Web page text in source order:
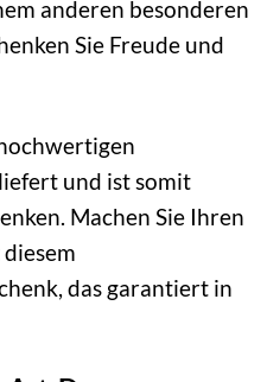
anderen besonderen
Sie Freude und
und ist somit
Machen Sie Ihren
das garantiert in